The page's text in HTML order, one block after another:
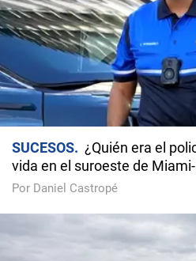
SUCESOS
¿Quién era el
vida en el suroeste de
Por Daniel Castropé